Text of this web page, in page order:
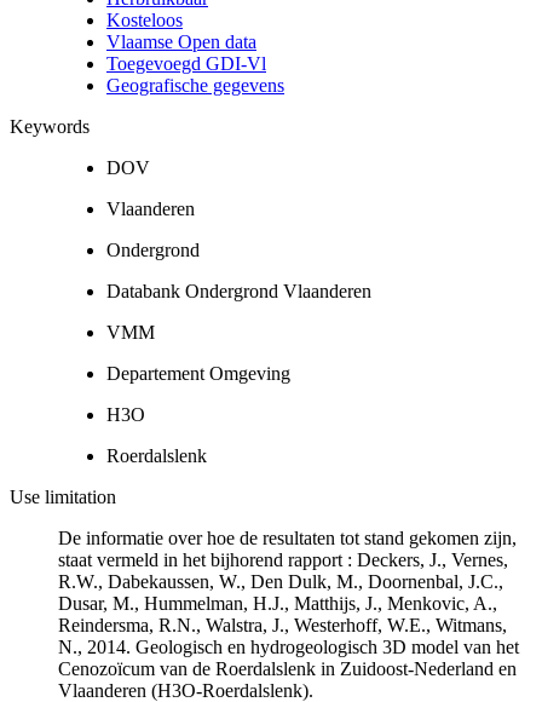
Kosteloos
Vlaamse Open data
Toegevoegd GDI-Vl
Geografische gegevens
Keywords
DOV
Vlaanderen
Ondergrond
Databank Ondergrond Vlaanderen
VMM
Departement Omgeving
H3O
Roerdalslenk
Use limitation
De informatie over hoe de resultaten tot stand gekomen zijn,
staat vermeld in het bijhorend rapport : Deckers, J., Vernes,
R.W., Dabekaussen, W., Den Dulk, M., Doornenbal, J.C.,
Dusar, M., Hummelman, H.J., Matthijs, J., Menkovic, A.,
Reindersma, R.N., Walstra, J., Westerhoff, W.E., Witmans,
N., 2014. Geologisch en hydrogeologisch 3D model van het
Cenozoïcum van de Roerdalslenk in Zuidoost-Nederland en
Vlaanderen (H3O-Roerdalslenk).